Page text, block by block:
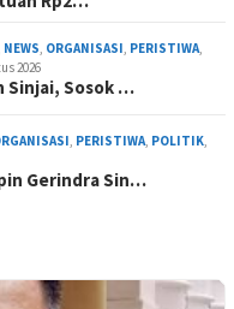
NEWS ORGANISASI PERISTIWA
2026
Sinjai, Sosok …
PERISTIWA POLITIK
Gerindra Sin…